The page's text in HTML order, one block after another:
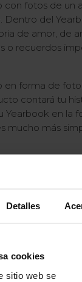
Detalles
cookies
sitio web se
con fotos de un
Dentro del
de amor, de
o recuerdos
en forma de
contará tu
Yearbook en la
mucho más